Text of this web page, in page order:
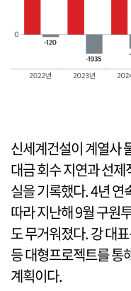
신세계건설이 계열사
대금 회수 지연과 선
실을 기록했다. 4년 연
따라 지난해 9월 구원
도 무거워졌다. 강 대
등 대형프로젝트를 통
계획이다.